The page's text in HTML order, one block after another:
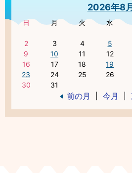
2026年8
日 月 火 水
2
3 4 5
9
10 11 12
16
17 18 19
23
24 25 26
30
31
前の月 今月